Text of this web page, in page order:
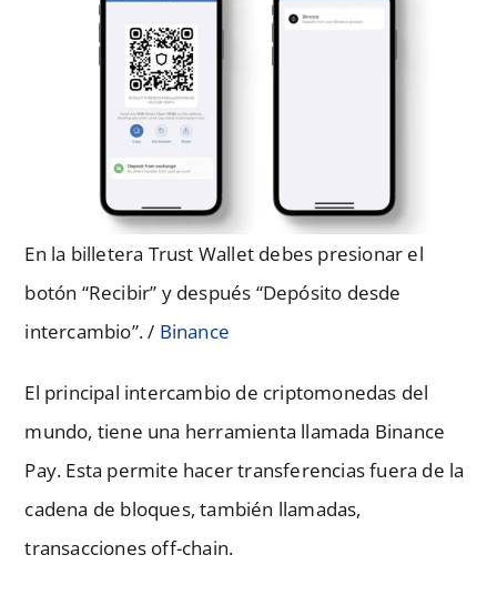
En la billetera Trust Wallet debes presionar el
botón “Recibir” y después “Depósito desde
intercambio”. / Binance
El principal intercambio de criptomonedas del
mundo, tiene una herramienta llamada Binance
Pay. Esta permite hacer transferencias fuera de la
cadena de bloques, también llamadas,
transacciones off-chain.